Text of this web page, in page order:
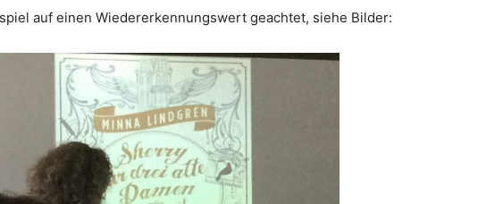
auf einen Wiedererkennungswert geachtet, siehe Bilder: